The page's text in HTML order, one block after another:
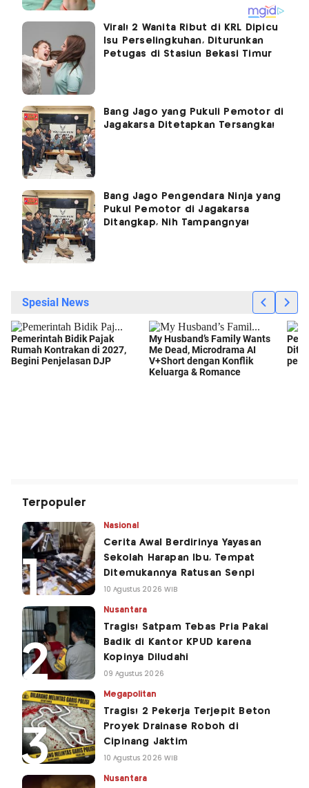
Viral! 2 Wanita Ribut di KRL Dipicu
Isu Perselingkuhan, Diturunkan
Petugas di Stasiun Bekasi Timur
Bang Jago yang Pukuli Pemotor di
Jagakarsa Ditetapkan Tersangka!
Bang Jago Pengendara Ninja yang
Pukul Pemotor di Jagakarsa
Ditangkap, Nih Tampangnya!
Terpopuler
Nasional
Cerita Awal Berdirinya Yayasan
Sekolah Harapan Ibu, Tempat
Ditemukannya Ratusan Senpi
10 Agustus 2026 WIB
Nusantara
Tragis! Satpam Tebas Pria Pakai
Badik di Kantor KPUD karena
Kopinya Diludahi
09 Agustus 2026
Megapolitan
Tragis! 2 Pekerja Terjepit Beton
Proyek Drainase Roboh di
Cipinang Jaktim
10 Agustus 2026 WIB
Nusantara